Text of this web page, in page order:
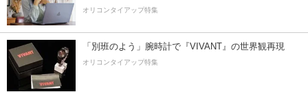
オリコンタイアップ特集
「別班のよう」腕時計で『VIVANT』の世界観再現
オリコンタイアップ特集